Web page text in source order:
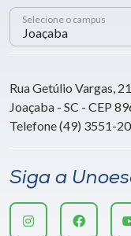
Selecione o campus
Rua Getúlio Vargas,
Joaçaba - SC - CEP
Telefone (49) 3551-
Siga a